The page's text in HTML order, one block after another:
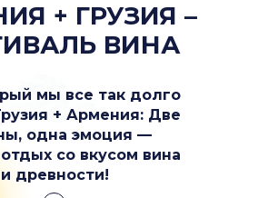
+ ГРУЗИЯ –
ВИНА
мы все так долго
+ Армения: Две
одна эмоция —
со вкусом вина
и древности!